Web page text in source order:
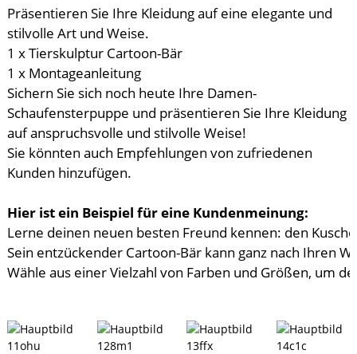
Präsentieren Sie Ihre Kleidung auf eine elegante und
stilvolle Art und Weise.
1 x Tierskulptur Cartoon-Bär
1 x Montageanleitung
Sichern Sie sich noch heute Ihre Damen-
Schaufensterpuppe und präsentieren Sie Ihre Kleidung
auf anspruchsvolle und stilvolle Weise!
Sie könnten auch Empfehlungen von zufriedenen
Kunden hinzufügen.
Hier ist ein Beispiel für eine Kundenmeinung:
Lerne deinen neuen besten Freund kennen: den
Sein entzückender Cartoon-Bär kann ganz nach Ihren
Wähle aus einer Vielzahl von Farben und Größen, um